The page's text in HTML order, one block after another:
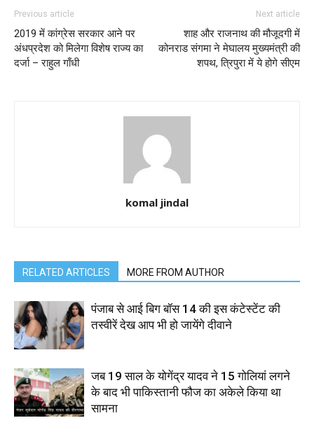
Previous article
2019 में कांग्रेस सरकार आने पर
अंधप्रदेश को मिलेगा विशेष राज्य का
दर्जा – राहुल गाँधी
Next article
शाह और राजनाथ की मौजूदगी में
कोनराड संगमा ने मेघालय मुख्यमंत्री की
शपथ, त्रिपुरा में ये होगे सीएम
komal jindal
RELATED ARTICLES MORE FROM AUTHOR
पंजाब से आई बिग बॉस 14 की इस कंटेस्टेंट की
तस्वीरें देख आप भी हो जायेंगे दीवाने
जब 19 साल के योगेंद्र यादव ने 15 गोलियां लगने
के बाद भी पाकिस्तानी फौज का अकेले किया था
सामना